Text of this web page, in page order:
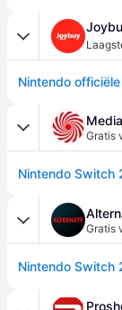
Nintendo
Gratis
Gratis